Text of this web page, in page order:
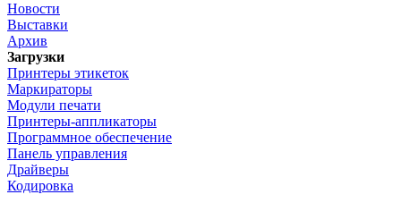
Новости
Выставки
Архив
Загрузки
Принтеры этикеток
Маркираторы
Модули печати
Принтеры-аппликаторы
Программное обеспечение
Панель управления
Драйверы
Кодировка